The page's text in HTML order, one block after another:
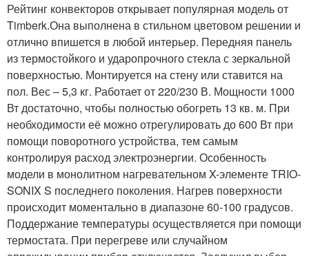
Рейтинг конвекторов открывает популярная модель от
Timberk.Она выполнена в стильном цветовом решении и
отлично впишется в любой интерьер. Передняя панель
из термостойкого и ударопрочного стекла с зеркальной
поверхностью. Монтируется на стену или ставится на
пол. Вес – 5,3 кг. Работает от 220/230 В. Мощности 1000
Вт достаточно, чтобы полностью обогреть 13 кв. м. При
необходимости её можно отрегулировать до 600 Вт при
помощи поворотного устройства, тем самым
контролируя расход электроэнергии. Особенность
модели в монолитном нагревательном X-элементе TRIO-
SONIX S последнего поколения. Нагрев поверхности
происходит моментально в диапазоне 60-100 градусов.
Поддержание температуры осуществляется при помощи
термостата. При перегреве или случайном